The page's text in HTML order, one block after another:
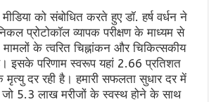
को संबोधित करते हुए डॉ. हर्ष वर्धन ने
प्रोटोकॉल व्यापक परीक्षण के माध्यम से
के त्वरित चिह्नांकन और चिकित्सकीय
इसके परिणाम स्वरूप यहां 2.66 प्रतिशत
दर रही है। हमारी सफलता सुधार दर में
5.3 लाख मरीजों के स्वस्थ होने के साथ